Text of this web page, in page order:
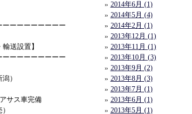
ーーーーーーーー
送設置】
ーーーーーーーー
潟）
サス車完備
2014年6月 (1)
2014年5月 (4)
2014年2月 (1)
2013年12月 (1)
2013年11月 (1)
2013年10月 (3)
2013年9月 (2)
2013年8月 (3)
2013年7月 (1)
2013年6月 (1)
2013年5月 (1)